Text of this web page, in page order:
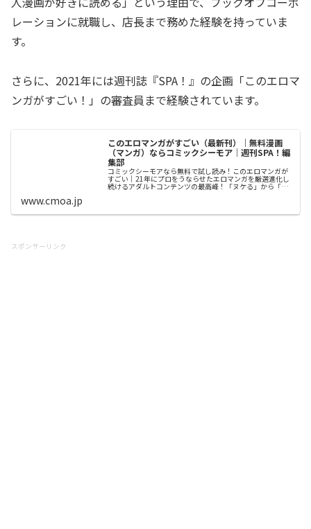
レーションに就職し、店長まで務めた経験を持っていま
す。
さらに、2021年には週刊誌『SPA！』の企画「このエロマ
ンガがすごい！」の審査員まで経験されています。
このエロマンガがすごい（最新刊）｜無料漫画
（マンガ）ならコミックシーモア｜週刊SPA！編
集部
コミックシーモアなら無料で試し読み！このエロマンガが
すごい｜21年にプロをうならせたエロマンガを厳選進化し
続けるアダルトコンテンツの最高峰！「ヌケる」から「泣
www.cmoa.jp
スポンサーリンク